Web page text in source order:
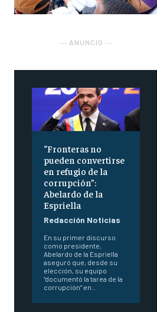
― ANUNCIO ―
“Fronteras no
pueden convertirse
en refugio de la
corrupción”:
Abelardo de la
Espriella
Redacción Noticias
En su primer discurso
como presidente,
Abelardo de la Espriella
aseguró que, desde su
elección, su equipo
“documentó la tarea de la
corrupción” en...